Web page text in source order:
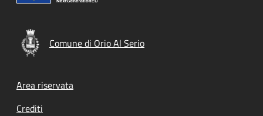
Comune di Orio Al Serio
Footer menu
Area riservata
Crediti